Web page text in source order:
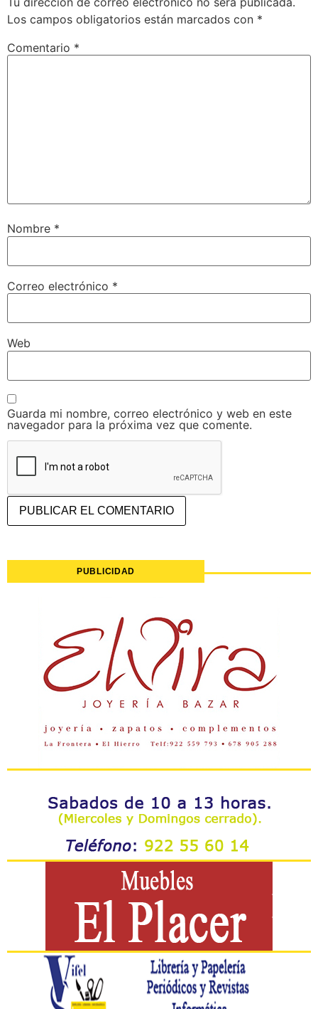
Los campos obligatorios están marcados con *
Comentario *
Nombre *
Correo electrónico *
Web
Guarda mi nombre, correo electrónico y web en este
navegador para la próxima vez que comente.
PUBLICIDAD